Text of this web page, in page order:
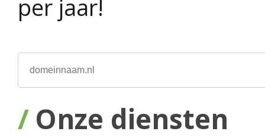
per jaar!
Onze diensten